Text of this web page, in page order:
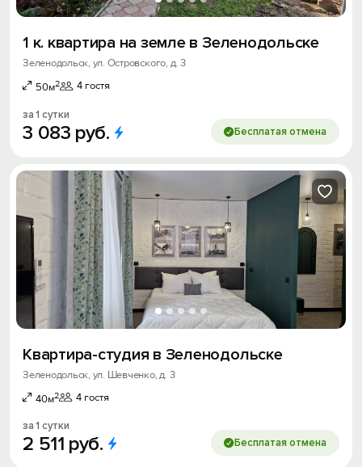
1 к. квартира на земле в Зеленодольске
Зеленодольск, ул. Островского, д. 3
50м2 4 гостя
за 1 сутки
3 083 руб. Бесплатая отмена
Квартира-студия в Зеленодольске
Зеленодольск, ул. Шевченко, д. 3
40м2 4 гостя
за 1 сутки
2 511 руб. Бесплатая отмена